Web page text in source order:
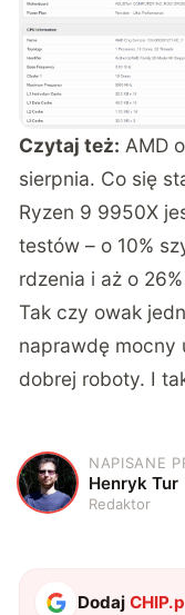
Czytaj też: AMD
sierpnia. Co się
Ryzen 9 9950X
testów – o 10%
rdzenia i aż o
Tak czy owak
naprawdę mocny
dobrej roboty. I
H
NAPISANE
Henryk Tur
Redaktor
Dodaj